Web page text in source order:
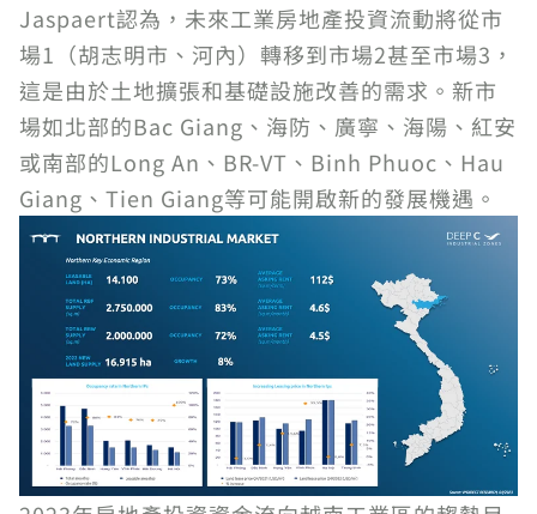
Jaspaert認為，未來工業房地產投資流動將從市
場1（胡志明市、河內）轉移到市場2甚至市場3，
這是由於土地擴張和基礎設施改善的需求。新市
場如北部的Bac Giang、海防、廣寧、海陽、紅安
或南部的Long An、BR-VT、Binh Phuoc、Hau
Giang、Tien Giang等可能開啟新的發展機遇。